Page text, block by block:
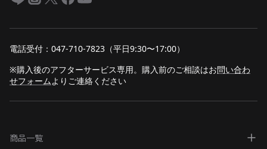
電話受付：047-710-7823（平日9:30〜17:00）
※購入後のアフターサービス専用。購入前のご相談はお問い合わ
せフォームよりご連絡ください
商品一覧